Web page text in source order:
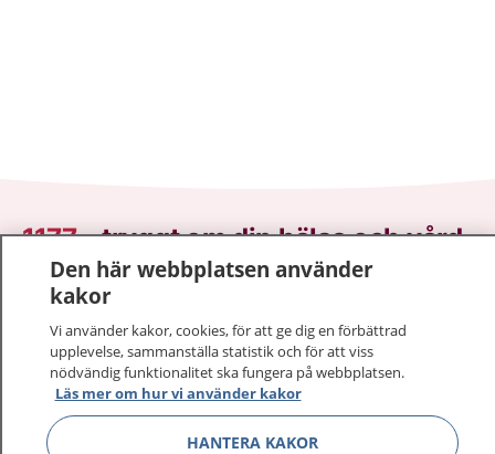
1177–tryggt om din hälsa och vård
På 1177.se får du råd om hälsa och information om
Logga in för att läsa din journal och göra dina
vårdärenden. Ring telefonnummer 1177 för
sjukvårdsrådgivning dygnet runt.
1177 ger dig råd när du vill må bättre.
Den här webbplatsen använder
kakor
Vi använder kakor, cookies, för att ge dig en förbättrad
upplevelse, sammanställa statistik och för att viss
nödvändig funktionalitet ska fungera på webbplatsen.
Läs mer om hur vi använder kakor
HANTERA KAKOR